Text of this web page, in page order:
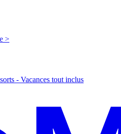
>
- Vacances tout inclus